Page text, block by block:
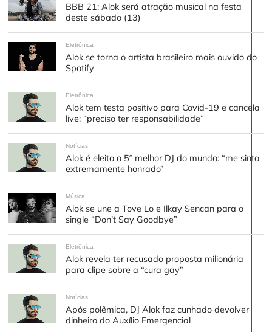
BBB 21: Alok será atração musical na festa
deste sábado (13)
Eletrônica
Alok se torna o artista brasileiro mais ouvido do
Spotify
Eletrônica
Alok tem testa positivo para Covid-19 e cancela
live: “preciso ter responsabilidade”
Notícias
Alok é eleito o 5º melhor DJ do mundo: “me sinto
extremamente honrado”
Música
Alok se une a Tove Lo e Ilkay Sencan para o
single “Don’t Say Goodbye”
Eletrônica
Alok revela ter recusado proposta milionária
para clipe sobre a “cura gay”
Notícias
Após polêmica, DJ Alok faz cunhado devolver
dinheiro do Auxílio Emergencial